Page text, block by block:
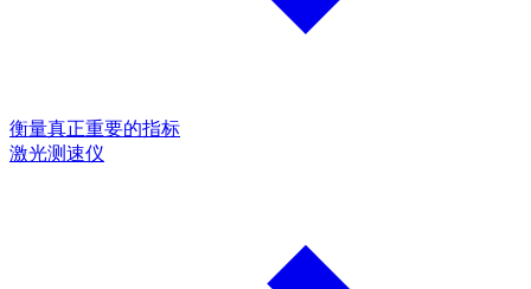
衡量真正重要的指标
激光测速仪